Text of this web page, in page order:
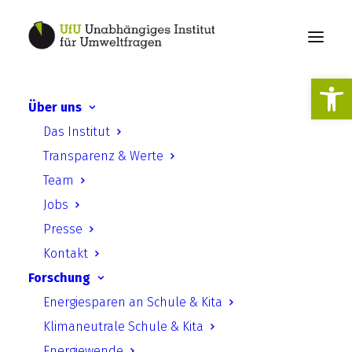
Über uns
Das Institut
Transparenz & Werte
Team
Jobs
Presse
Kontakt
Forschung
Energiesparen an Schule & Kita
Klimaneutrale Schule & Kita
Invasive Energiepflanzen
Invasive Energiepflanzen in
Sachsen-Anhalt?